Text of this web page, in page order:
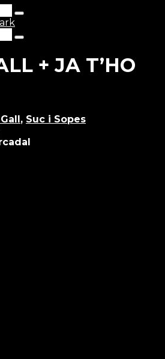
Type
hit
Type
hit
enter + JA T’HO
, Suc i Sopes